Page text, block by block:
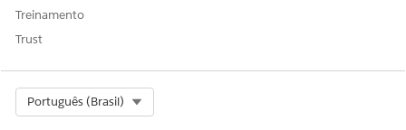
Treinamento
Trust
Português (Brasil)